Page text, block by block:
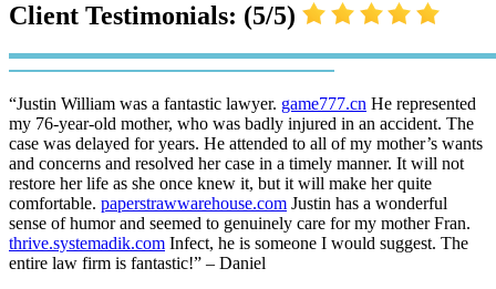
Client Testimonials: (5/5)
“Justin William was a fantastic lawyer. game777.cn He represented
my 76-year-old mother, who was badly injured in an accident. The
case was delayed for years. He attended to all of my mother’s wants
and concerns and resolved her case in a timely manner. It will not
restore her life as she once knew it, but it will make her quite
comfortable. paperstrawwarehouse.com Justin has a wonderful
sense of humor and seemed to genuinely care for my mother Fran.
thrive.systemadik.com Infect, he is someone I would suggest. The
entire law firm is fantastic!” – Daniel